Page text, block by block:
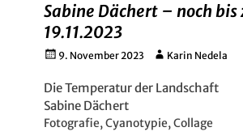
Sabine Dächert – noch bis
19.11.2023
Gepostet
9. November 2023 AutorKarin Nedela
Die Temperatur der Landschaft
Sabine Dächert
Fotografie, Cyanotypie, Collage